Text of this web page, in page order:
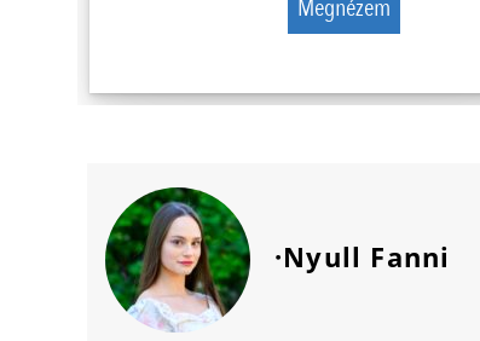
Megnézem
·Nyull Fanni